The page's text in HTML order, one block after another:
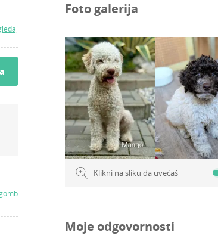
Foto galerija
Klikni na sliku da uvećaš
Moje odgovornosti